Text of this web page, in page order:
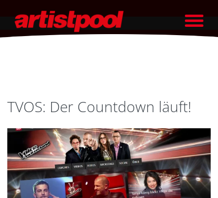
TVOS: Der Countdown läuft!